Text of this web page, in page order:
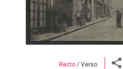
Recto / Verso